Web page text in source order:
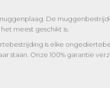
De
meest geschikt is.
is elke
staan. Onze 100% garantie